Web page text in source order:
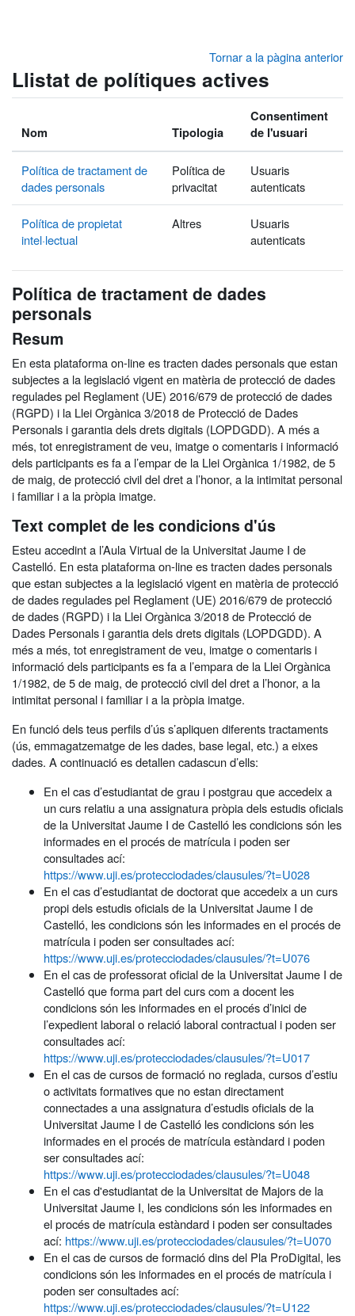
Tornar a la pàgina anterior
Llistat de polítiques actives
Nom Tipologia
Consentiment
de l'usuari
Política de tractament de
dades personals
Política de
privacitat
Usuaris
autenticats
Política de propietat
intel·lectual
Altres
Usuaris
autenticats
Política de tractament de dades
personals
Resum
En esta plataforma on-line es tracten dades personals que estan
subjectes a la legislació vigent en matèria de protecció de dades
regulades pel Reglament (UE) 2016/679 de protecció de dades
(RGPD) i la Llei Orgànica 3/2018 de Protecció de Dades
Personals i garantia dels drets digitals (LOPDGDD). A més a
més, tot enregistrament de veu, imatge o comentaris i informació
dels participants es fa a l’empar de la Llei Orgànica 1/1982, de 5
de maig, de protecció civil del dret a l’honor, a la intimitat personal
i familiar i a la pròpia imatge.
Text complet de les condicions d'ús
Esteu accedint a l’Aula Virtual de la Universitat Jaume I de
Castelló. En esta plataforma on-line es tracten dades personals
que estan subjectes a la legislació vigent en matèria de protecció
de dades regulades pel Reglament (UE) 2016/679 de protecció
de dades (RGPD) i la Llei Orgànica 3/2018 de Protecció de
Dades Personals i garantia dels drets digitals (LOPDGDD). A
més a més, tot enregistrament de veu, imatge o comentaris i
informació dels participants es fa a l’empara de la Llei Orgànica
1/1982, de 5 de maig, de protecció civil del dret a l’honor, a la
intimitat personal i familiar i a la pròpia imatge.
En funció dels teus perfils d’ús s’apliquen diferents tractaments
(ús, emmagatzematge de les dades, base legal, etc.) a eixes
dades. A continuació es detallen cadascun d’ells:
En el cas d’estudiantat de grau i postgrau que accedeix a
un curs relatiu a una assignatura pròpia dels estudis oficials
de la Universitat Jaume I de Castelló les condicions són les
informades en el procés de matrícula i poden ser
consultades ací:
https://www.uji.es/protecciodades/clausules/?t=U028
En el cas d’estudiantat de doctorat que accedeix a un curs
propi dels estudis oficials de la Universitat Jaume I de
Castelló, les condicions són les informades en el procés de
matrícula i poden ser consultades ací:
https://www.uji.es/protecciodades/clausules/?t=U076
En el cas de professorat oficial de la Universitat Jaume I de
Castelló que forma part del curs com a docent les
condicions són les informades en el procés d’inici de
l’expedient laboral o relació laboral contractual i poden ser
consultades ací:
https://www.uji.es/protecciodades/clausules/?t=U017
En el cas de cursos de formació no reglada, cursos d’estiu
o activitats formatives que no estan directament
connectades a una assignatura d’estudis oficials de la
Universitat Jaume I de Castelló les condicions són les
informades en el procés de matrícula estàndard i poden
ser consultades ací:
https://www.uji.es/protecciodades/clausules/?t=U048
En el cas d'estudiantat de la Universitat de Majors de la
Universitat Jaume I, les condicions són les informades en
el procés de matrícula estàndard i poden ser consultades
ací: https://www.uji.es/protecciodades/clausules/?t=U070
En el cas de cursos de formació dins del Pla ProDigital, les
condicions són les informades en el procés de matrícula i
poden ser consultades ací:
https://www.uji.es/protecciodades/clausules/?t=U122